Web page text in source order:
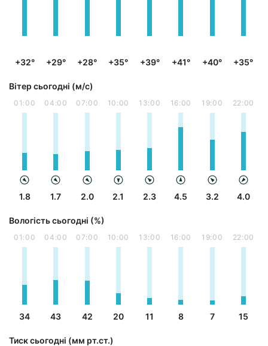
+32° +29° +28° +35° +39° +41° +40° +35°
Вітер сьогодні (м/с)
01:00
1.8
04:00
1.7
07:00
2.0
10:00
2.1
13:00
2.3
16:00
4.5
19:00
3.2
22:00
4.0
Вологість сьогодні (%)
01:00
34
04:00
43
07:00
42
10:00
20
13:00
11
16:00
8
19:00
7
22:00
15
Тиск сьогодні (мм рт.ст.)